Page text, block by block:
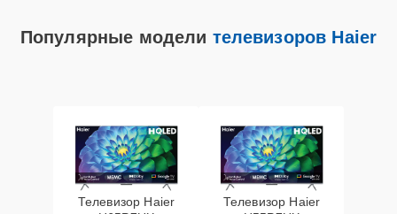
Популярные модели телевизоров Haier
Телевизор Haier
Телевизор Haier